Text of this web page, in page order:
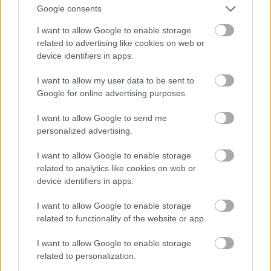
Google consents
I want to allow Google to enable storage
related to advertising like cookies on web or
device identifiers in apps.
I want to allow my user data to be sent to
Google for online advertising purposes.
I want to allow Google to send me
personalized advertising.
I want to allow Google to enable storage
related to analytics like cookies on web or
device identifiers in apps.
I want to allow Google to enable storage
related to functionality of the website or app.
I want to allow Google to enable storage
related to personalization.
gyógyíthatják a "mindig minden jár" népet!
@jágör68: mentegesd csak a lelkiismeretlen
fehércigányokat, akik -hippokrateszi esküjüket
megszegve- életveszélyes állapotban elküldik a
beteget, akin nem csak hogy módjukban állna
segíteni, hanem kötelességük is. Ambuláns eseteket
várakozási listán kívűl ellátni ugyanis
_törvényi_kötelesség_, senkit sem szabad elutasítani
semmilyen indokkal. Ha az seborvosnak is csak két
néni sérvműtétjét kell elnapolni, nem az életmentő
beavatkozást.